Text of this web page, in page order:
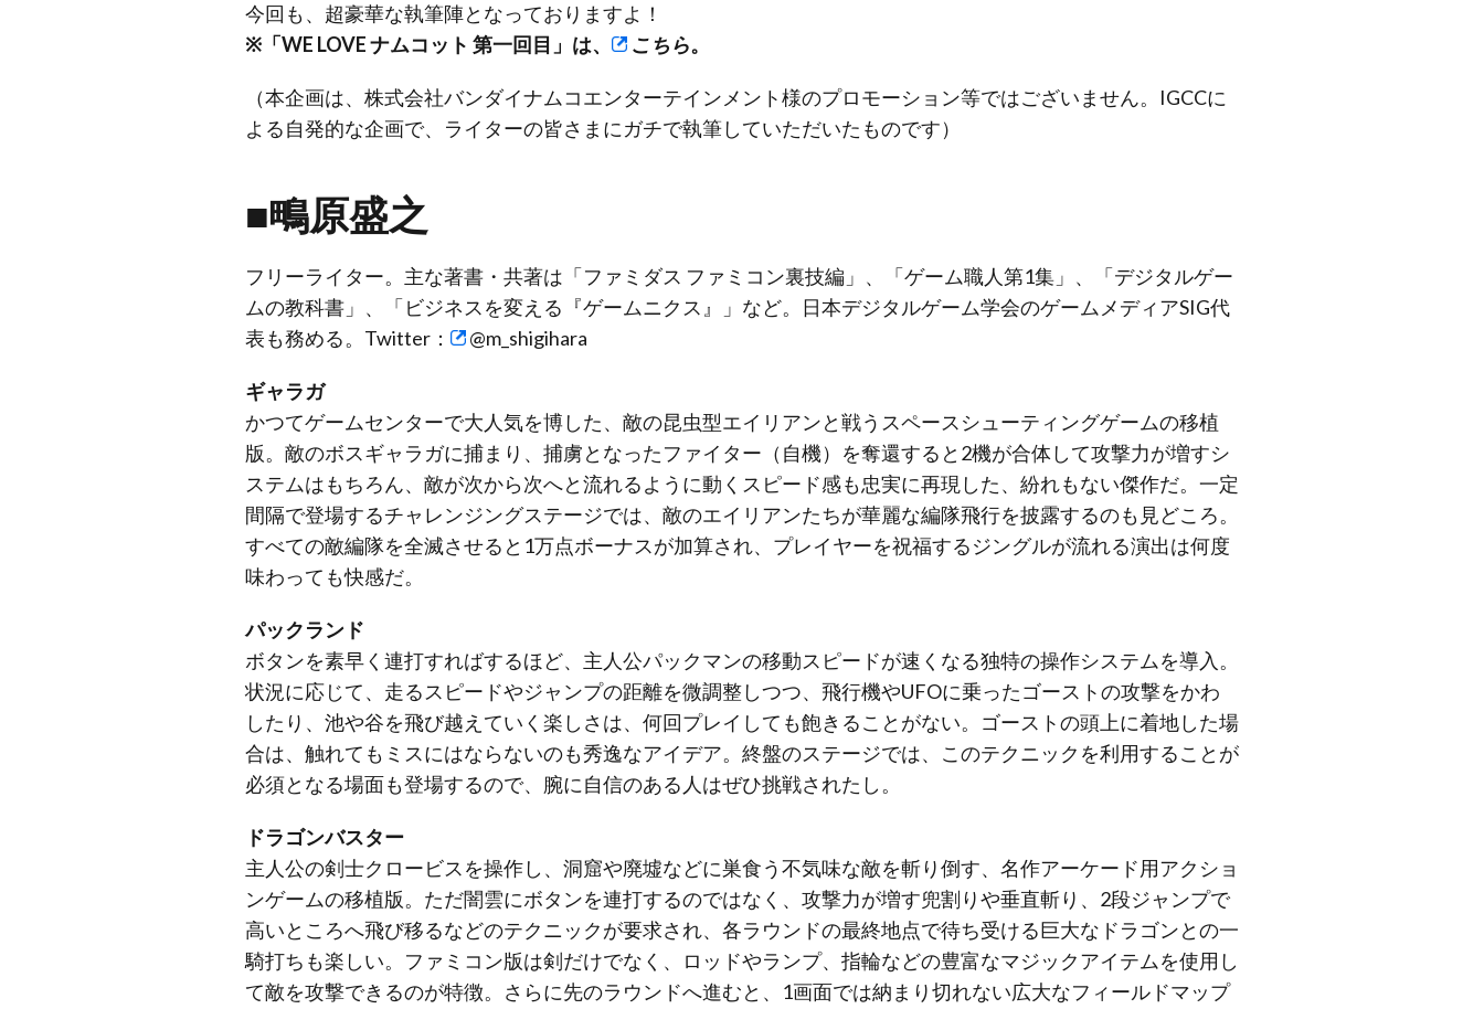
今回も、超豪華な執筆陣となっておりますよ！
※「WE LOVE ナムコット 第一回目」は、
こちら。
（本企画は、株式会社バンダイナムコエンターテインメント様のプロモーション等ではございません。IGCCに
よる自発的な企画で、ライターの皆さまにガチで執筆していただいたものです）
■鴫原盛之
フリーライター。主な著書・共著は「ファミダス ファミコン裏技編」、「ゲーム職人第1集」、「デジタルゲー
ムの教科書」、「ビジネスを変える『ゲームニクス』」など。日本デジタルゲーム学会のゲームメディアSIG代
表も務める。Twitter：
@m_shigihara
ギャラガ
かつてゲームセンターで大人気を博した、敵の昆虫型エイリアンと戦うスペースシューティングゲームの移植
版。敵のボスギャラガに捕まり、捕虜となったファイター（自機）を奪還すると2機が合体して攻撃力が増すシ
ステムはもちろん、敵が次から次へと流れるように動くスピード感も忠実に再現した、紛れもない傑作だ。一定
間隔で登場するチャレンジングステージでは、敵のエイリアンたちが華麗な編隊飛行を披露するのも見どころ。
すべての敵編隊を全滅させると1万点ボーナスが加算され、プレイヤーを祝福するジングルが流れる演出は何度
味わっても快感だ。
パックランド
ボタンを素早く連打すればするほど、主人公パックマンの移動スピードが速くなる独特の操作システムを導入。
状況に応じて、走るスピードやジャンプの距離を微調整しつつ、飛行機やUFOに乗ったゴーストの攻撃をかわ
したり、池や谷を飛び越えていく楽しさは、何回プレイしても飽きることがない。ゴーストの頭上に着地した場
合は、触れてもミスにはならないのも秀逸なアイデア。終盤のステージでは、このテクニックを利用することが
必須となる場面も登場するので、腕に自信のある人はぜひ挑戦されたし。
ドラゴンバスター
主人公の剣士クロービスを操作し、洞窟や廃墟などに巣食う不気味な敵を斬り倒す、名作アーケード用アクショ
ンゲームの移植版。ただ闇雲にボタンを連打するのではなく、攻撃力が増す兜割りや垂直斬り、2段ジャンプで
高いところへ飛び移るなどのテクニックが要求され、各ラウンドの最終地点で待ち受ける巨大なドラゴンとの一
騎打ちも楽しい。ファミコン版は剣だけでなく、ロッドやランプ、指輪などの豊富なマジックアイテムを使用し
て敵を攻撃できるのが特徴。さらに先のラウンドへ進むと、1画面では納まり切れない広大なフィールドマップ